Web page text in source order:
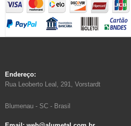
Endereço:
Rua Leoberto Leal, 291, Vorstardt
Blumenau - SC - Brasil